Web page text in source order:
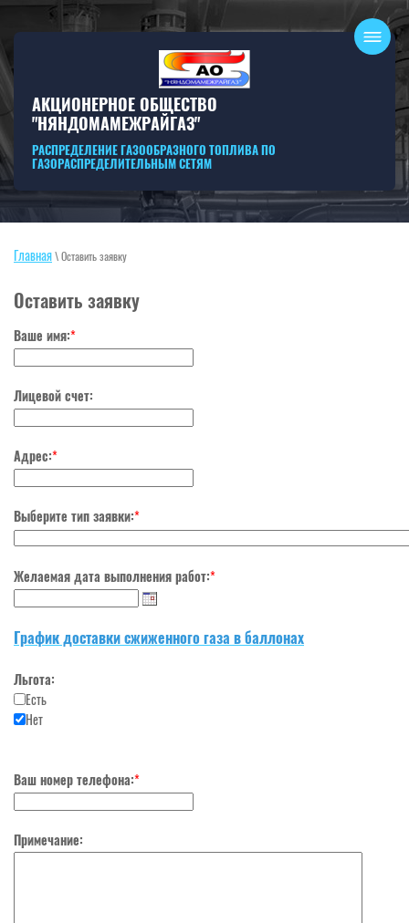
АКЦИОНЕРНОЕ ОБЩЕСТВО
"НЯНДОМАМЕЖРАЙГАЗ"
РАСПРЕДЕЛЕНИЕ ГАЗООБРАЗНОГО ТОПЛИВА ПО
ГАЗОРАСПРЕДЕЛИТЕЛЬНЫМ СЕТЯМ
Главная \ Оставить заявку
Оставить заявку
Ваше имя:*
Лицевой счет:
Адрес:*
Выберите тип заявки:*
Желаемая дата выполнения работ:*
График доставки сжиженного газа в баллонах
Льгота:
Есть
Нет
Ваш номер телефона:*
Примечание: